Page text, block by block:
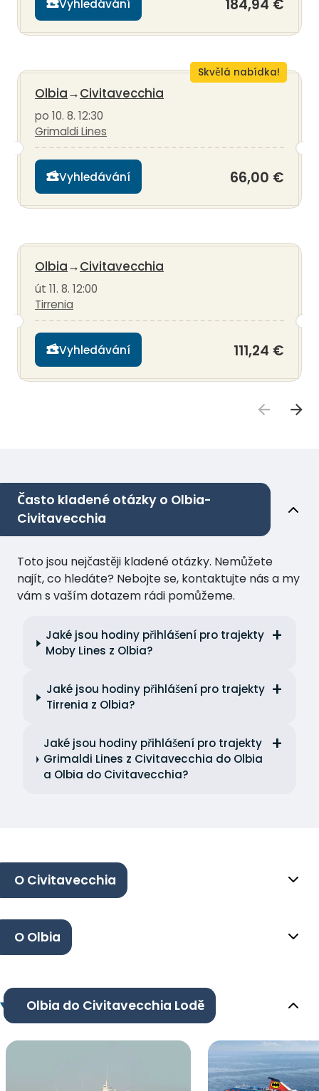
Vyhledávání 184,94 €
Skvělá nabídka!
Olbia→Civitavecchia
po 10. 8. 12:30
Grimaldi Lines
Vyhledávání 66,00 €
Olbia→Civitavecchia
út 11. 8. 12:00
Tirrenia
Vyhledávání 111,24 €
Často kladené otázky o Olbia-
Civitavecchia
Toto jsou nejčastěji kladené otázky. Nemůžete
najít, co hledáte? Nebojte se, kontaktujte nás a my
vám s vaším dotazem rádi pomůžeme.
Jaké jsou hodiny přihlášení pro trajekty
Moby Lines z Olbia?
Jaké jsou hodiny přihlášení pro trajekty
Tirrenia z Olbia?
Jaké jsou hodiny přihlášení pro trajekty
Grimaldi Lines z Civitavecchia do Olbia
a Olbia do Civitavecchia?
O Civitavecchia
O Olbia
Olbia do Civitavecchia Lodě